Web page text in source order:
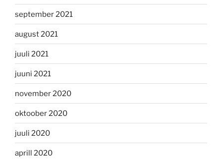
september 2021
august 2021
juuli 2021
juuni 2021
november 2020
oktoober 2020
juuli 2020
aprill 2020